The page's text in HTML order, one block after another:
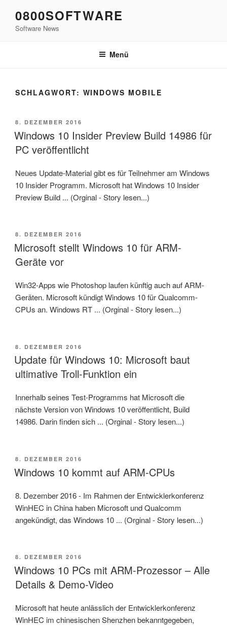
Inhalt
springen
0800SOFTWARE
Software News
Menü
SCHLAGWORT: WINDOWS MOBILE
VERÖFFENTLICHT
AM
8. DEZEMBER 2016
Windows 10 Insider Preview Build 14986 für
PC veröffentlicht
Neues Update-Material gibt es für Teilnehmer am Windows
10 Insider Programm. Microsoft hat Windows 10 Insider
Preview Build ... (Orginal - Story lesen...)
VERÖFFENTLICHT
AM
8. DEZEMBER 2016
Microsoft stellt Windows 10 für ARM-
Geräte vor
Win32-Apps wie Photoshop laufen künftig auch auf ARM-
Geräten. Microsoft kündigt Windows 10 für Qualcomm-
CPUs an. Windows RT ... (Orginal - Story lesen...)
VERÖFFENTLICHT
AM
8. DEZEMBER 2016
Update für Windows 10: Microsoft baut
ultimative Troll-Funktion ein
Innerhalb seines Test-Programms hat Microsoft die
nächste Version von Windows 10 veröffentlicht, Build
14986. Darin finden sich ... (Orginal - Story lesen...)
VERÖFFENTLICHT
AM
8. DEZEMBER 2016
Windows 10 kommt auf ARM-CPUs
8. Dezember 2016 - Im Rahmen der Entwicklerkonferenz
WinHEC in China haben Microsoft und Qualcomm
angekündigt, das Windows 10 ... (Orginal - Story lesen...)
VERÖFFENTLICHT
AM
8. DEZEMBER 2016
Windows 10 PCs mit ARM-Prozessor – Alle
Details & Demo-Video
Microsoft hat heute anlässlich der Entwicklerkonferenz
WinHEC im chinesischen Shenzhen bekanntgegeben,